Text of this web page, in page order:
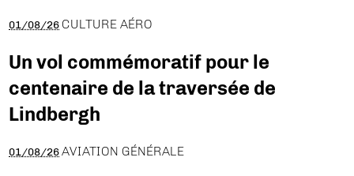
01/08/26 CULTURE AÉRO
Un vol commémoratif pour le
centenaire de la traversée de
Lindbergh
01/08/26 AVIATION GÉNÉRALE